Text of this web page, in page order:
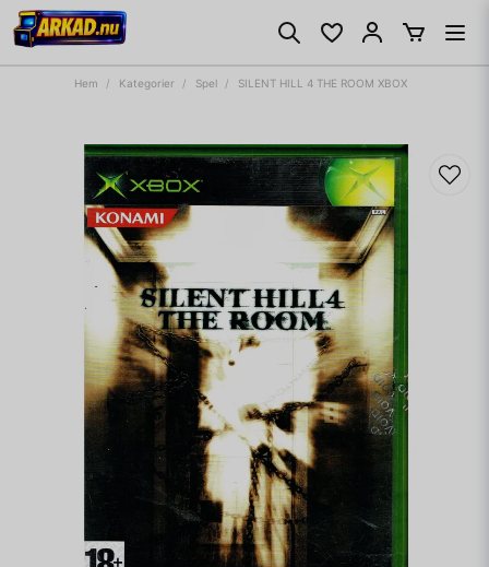
Hem Kategorier Spel SILENT HILL 4 THE ROOM XBOX